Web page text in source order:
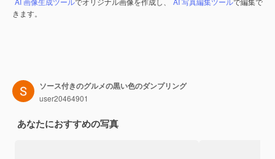
きます。
ソース付きのグルメの黒い色のダンプリング
user20464901
あなたにおすすめの写真